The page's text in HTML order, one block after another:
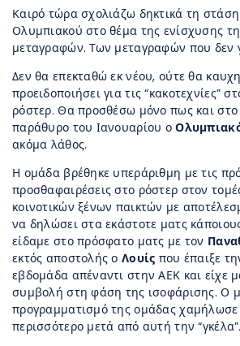
Καιρό τώρα σχολιάζω δηκτικά τη
Ολυμπιακού στο θέμα της ενίσχυσης
μεταγραφών. Των μεταγραφών που δεν
Δεν θα επεκταθώ εκ νέου, ούτε θα
προειδοποιήσει για τις “κακοτεχνίες”
ρόστερ. Θα προσθέσω μόνο πως και στο
παράθυρο του Ιανουαρίου ο
ακόμα λάθος.
Η ομάδα βρέθηκε υπεράριθμη με τις
προσθαφαιρέσεις στο ρόστερ στον
κοινοτικών ξένων παικτών με
να δηλώσει στα εκάστοτε ματς
είδαμε στο πρόσφατο ματς με τον
εκτός αποστολής οΛουίς που έπαιξε
εβδομάδα απέναντι στην ΑΕΚ και είχε
συμβολή στη φάση της ισοφάρισης. Ο
προγραμματισμό της ομάδας
περισσότερο μετά από αυτή την “γκέλα”.